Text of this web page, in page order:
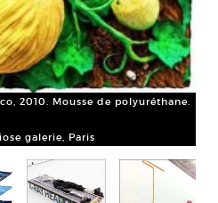
2010. Mousse de polyuréthane.
galerie, Paris